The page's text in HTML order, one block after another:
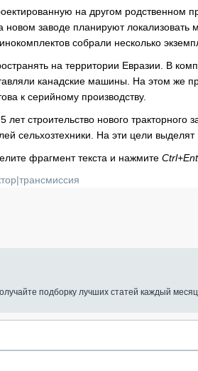
на другом родственном
заводе планируют локализовать
собрали несколько
на территории Евразии. В
канадские машины. На этом же
к серийному производству.
строительство нового тракторного
сельхозтехники. На эти цели выделят
фрагмент текста и нажмите
|трансмиссия
подборку лучших статей каждый